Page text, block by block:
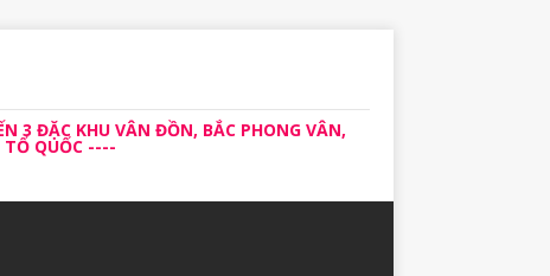
3 ĐẶC KHU VÂN ĐỒN, BẮC PHONG VÂN,
TỔ QUỐC ----